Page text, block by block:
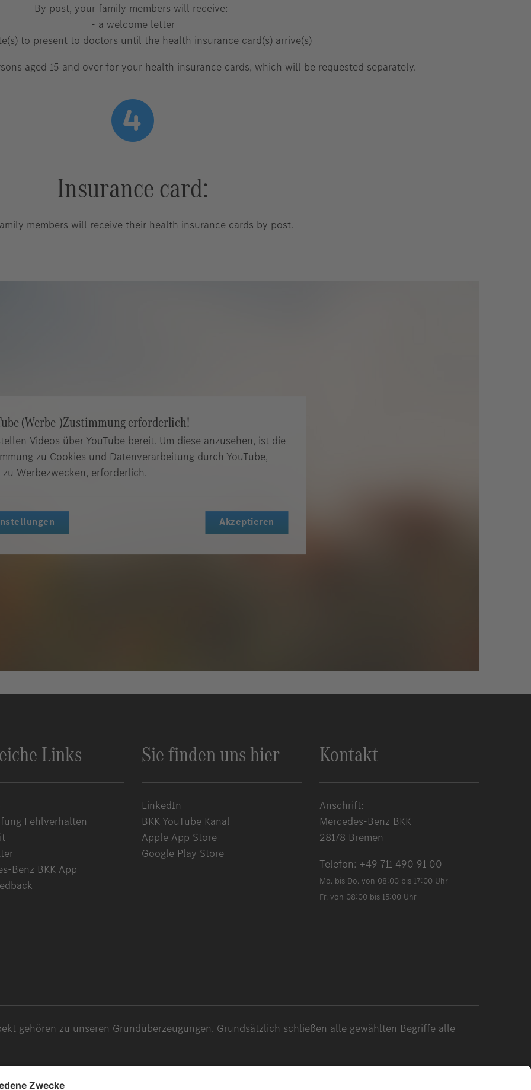
By post, your family members will receive:
- a welcome letter
to present to doctors until the health insurance card(s) arrive(s)
aged 15 and over for your health insurance cards, which will be requested separately.
Insurance card:
members will receive their health insurance cards by post.
(Werbe-)Zustimmung erforderlich!
Videos über YouTube bereit. Um diese anzusehen, ist die
zu Cookies und Datenverarbeitung durch YouTube,
Werbezwecken, erforderlich.
Akzeptieren
Links
Fehlverhalten
Benz BKK App
Sie finden uns hier
LinkedIn
BKK YouTube Kanal
Apple App Store
Google Play Store
Kontakt
Anschrift:
Mercedes-Benz BKK
28178 Bremen
Telefon: +49 711 490 91 00
Mo. bis Do. von 08:00 bis 17:00 Uhr
Fr. von 08:00 bis 15:00 Uhr
gehören zu unseren Grundüberzeugungen. Grundsätzlich schließen alle gewählten Begriffe alle